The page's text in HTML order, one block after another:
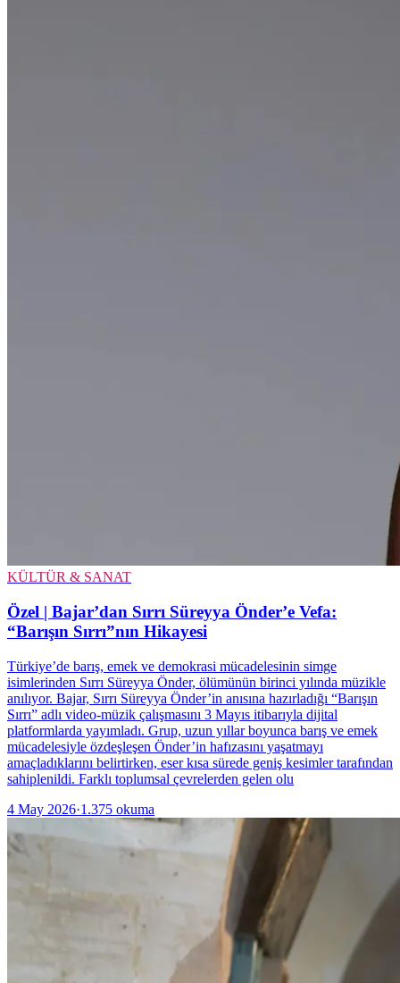
KÜLTÜR & SANAT
Özel | Bajar’dan Sırrı Süreyya Önder’e Vefa:
“Barışın Sırrı”nın Hikayesi
Türkiye’de barış, emek ve demokrasi mücadelesinin simge
isimlerinden Sırrı Süreyya Önder, ölümünün birinci yılında müzikle
anılıyor. Bajar, Sırrı Süreyya Önder’in anısına hazırladığı “Barışın
Sırrı” adlı video-müzik çalışmasını 3 Mayıs itibarıyla dijital
platformlarda yayımladı. Grup, uzun yıllar boyunca barış ve emek
mücadelesiyle özdeşleşen Önder’in hafızasını yaşatmayı
amaçladıklarını belirtirken, eser kısa sürede geniş kesimler tarafından
sahiplenildi. Farklı toplumsal çevrelerden gelen olu
4 May 2026·1.375 okuma